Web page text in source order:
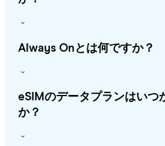
Always Onとは何ですか？
eSIMのデータプランはいつ
か？